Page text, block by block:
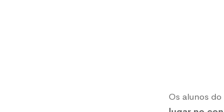
e
Os alunos do